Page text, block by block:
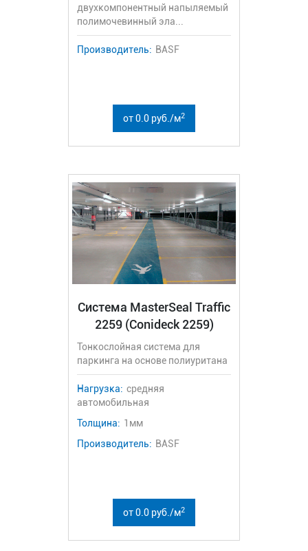
двухкомпонентный напыляемый
полимочевинный эла...
Производитель: BASF
от 0.0 руб./м2
Система MasterSeal Traffic
2259 (Conideck 2259)
Тонкослойная система для
паркинга на основе полиуритана
Нагрузка: средняя
автомобильная
Толщина: 1мм
Производитель: BASF
от 0.0 руб./м2